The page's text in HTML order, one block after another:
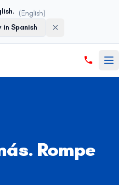
(English)
in Spanish
Rompe